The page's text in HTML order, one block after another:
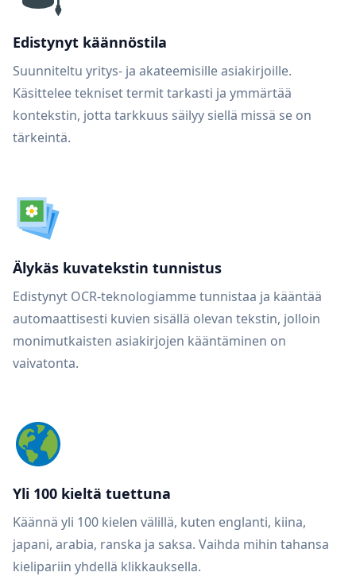
Edistynyt käännöstila
Suunniteltu yritys- ja akateemisille asiakirjoille.
Käsittelee tekniset termit tarkasti ja ymmärtää
kontekstin, jotta tarkkuus säilyy siellä missä se on
tärkeintä.
Älykäs kuvatekstin tunnistus
Edistynyt OCR-teknologiamme tunnistaa ja kääntää
automaattisesti kuvien sisällä olevan tekstin, jolloin
monimutkaisten asiakirjojen kääntäminen on
vaivatonta.
Yli 100 kieltä tuettuna
Käännä yli 100 kielen välillä, kuten englanti, kiina,
japani, arabia, ranska ja saksa. Vaihda mihin tahansa
kielipariin yhdellä klikkauksella.